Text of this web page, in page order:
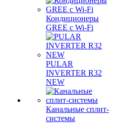
Кондиционеры
GREE с Wi-Fi
PULAR
INVERTER R32
NEW
Канальные сплит-
системы